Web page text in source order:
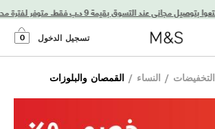
تسجيل الدخول 0
التخفيضات / النساء / القمصان والبلوزات